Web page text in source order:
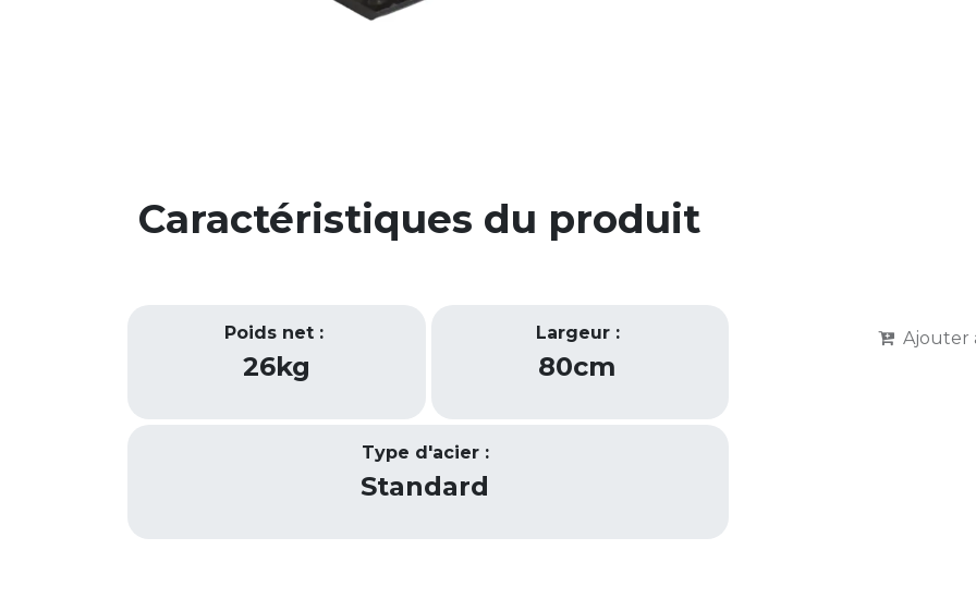
Poids net :
26kg
Type d'acier :
Standard
Caractéristiques du produit
Largeur :
80cm
Ajouter